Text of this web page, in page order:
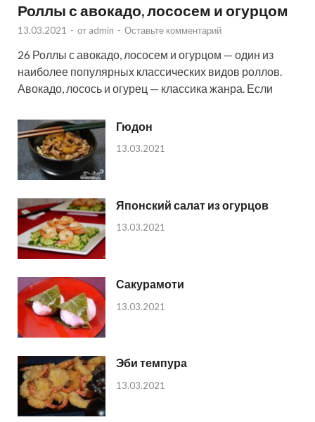
Роллы с авокадо, лососем и огурцом
13.03.2021 - от admin - Оставьте комментарий
26 Роллы с авокадо, лососем и огурцом — один из
наиболее популярных классических видов роллов.
Авокадо, лосось и огурец — классика жанра. Если
Гюдон
13.03.2021
Японский салат из огурцов
13.03.2021
Сакурамоти
13.03.2021
Эби темпура
13.03.2021